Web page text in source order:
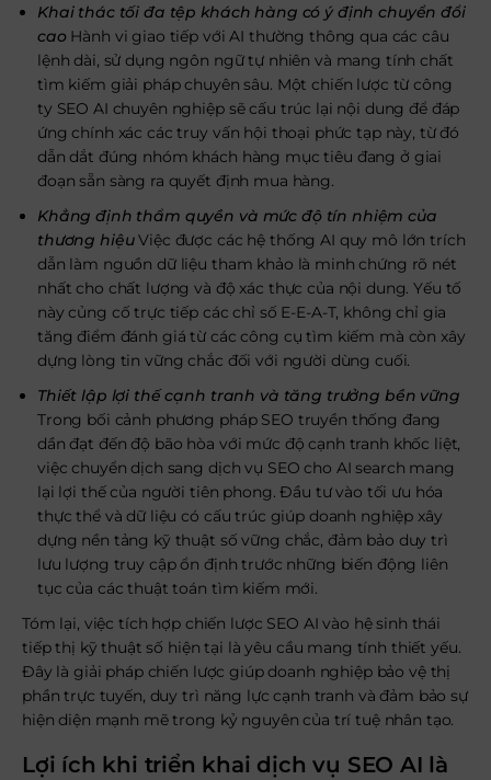
Khai thác tối đa tệp khách hàng có ý định chuyển đổi
caoHành vi giao tiếp với AI thường thông qua các câu
lệnh dài, sử dụng ngôn ngữ tự nhiên và mang tính chất
tìm kiếm giải pháp chuyên sâu. Một chiến lược từ công
ty SEO AI chuyên nghiệp sẽ cấu trúc lại nội dung để đáp
ứng chính xác các truy vấn hội thoại phức tạp này, từ đó
dẫn dắt đúng nhóm khách hàng mục tiêu đang ở giai
đoạn sẵn sàng ra quyết định mua hàng.
Khẳng định thẩm quyền và mức độ tín nhiệm của
thương hiệuViệc được các hệ thống AI quy mô lớn trích
dẫn làm nguồn dữ liệu tham khảo là minh chứng rõ nét
nhất cho chất lượng và độ xác thực của nội dung. Yếu tố
này củng cố trực tiếp các chỉ số E-E-A-T, không chỉ gia
tăng điểm đánh giá từ các công cụ tìm kiếm mà còn xây
dựng lòng tin vững chắc đối với người dùng cuối.
Thiết lập lợi thế cạnh tranh và tăng trưởng bền vững
Trong bối cảnh phương pháp SEO truyền thống đang
dần đạt đến độ bão hòa với mức độ cạnh tranh khốc liệt,
việc chuyển dịch sang dịch vụ SEO cho AI search mang
lại lợi thế của người tiên phong. Đầu tư vào tối ưu hóa
thực thể và dữ liệu có cấu trúc giúp doanh nghiệp xây
dựng nền tảng kỹ thuật số vững chắc, đảm bảo duy trì
lưu lượng truy cập ổn định trước những biến động liên
tục của các thuật toán tìm kiếm mới.
Tóm lại, việc tích hợp chiến lược SEO AI vào hệ sinh thái
tiếp thị kỹ thuật số hiện tại là yêu cầu mang tính thiết yếu.
Đây là giải pháp chiến lược giúp doanh nghiệp bảo vệ thị
phần trực tuyến, duy trì năng lực cạnh tranh và đảm bảo sự
hiện diện mạnh mẽ trong kỷ nguyên của trí tuệ nhân tạo.
Lợi ích khi triển khai dịch vụ SEO AI là